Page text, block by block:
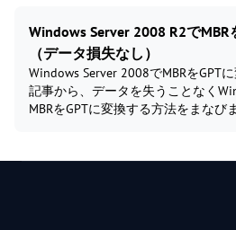
Windows Server 2008 R2で
（データ損失なし）
Windows Server 2008でMBRをGPT
記事から、データを失うことなく
MBRをGPTに変換する方法をまなび